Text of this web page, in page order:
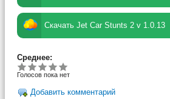
Скачать Jet Car Stunts 2 v 1.0.13
Среднее:
Голосов пока нет
Добавить комментарий